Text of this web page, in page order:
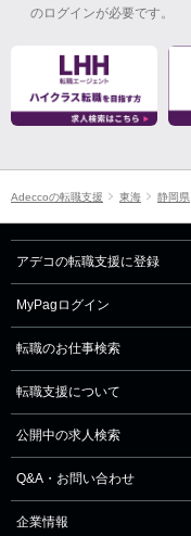
のログインが必要です。
Adeccoの転職支援 東海 静岡県
アデコの転職支援に登録
MyPagログイン
転職のお仕事検索
転職支援について
公開中の求人検索
Q&A・お問い合わせ
企業情報